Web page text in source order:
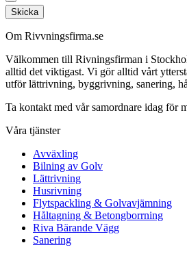
Skicka
Om Rivvningsfirma.se
Välkommen till Rivningsfirman i
alltid det viktigast. Vi gör alltid vårt
utför lättrivning, byggrivning, sanering,
Ta kontakt med vår samordnare idag för
Våra tjänster
Avväxling
Bilning av Golv
Lättrivning
Husrivning
Flytspackling & Golvavjämning
Håltagning & Betongborrning
Riva Bärande Vägg
Sanering